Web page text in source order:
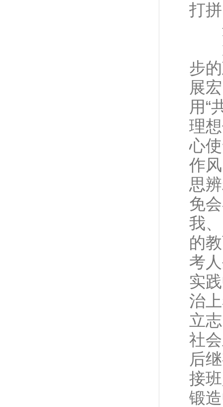
打
这
第
步
展
用“
理
心
作
思
免
我
的
考
实
治
立
社
后
接
锻